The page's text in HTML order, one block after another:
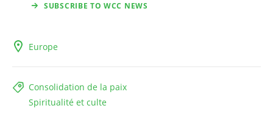
SUBSCRIBE TO WCC NEWS
Europe
Consolidation de la paix
Spiritualité et culte